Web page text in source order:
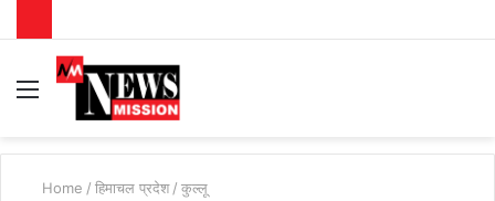
Menu
Home / हिमाचल प्रदेश / कुल्लू